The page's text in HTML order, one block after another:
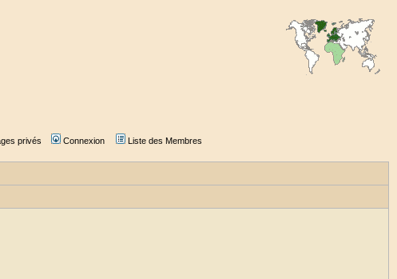
privés Connexion Liste des Membres